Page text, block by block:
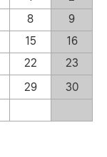
8
9
15
16
22
23
29
30